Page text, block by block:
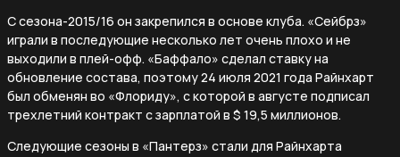
С сезона-2015/16 он закрепился в основе клуба. «Сейбрз»
играли в последующие несколько лет очень плохо и не
выходили в плей-офф. «Баффало» сделал ставку на
обновление состава, поэтому 24 июля 2021 года Райнхарт
был обменян во «Флориду», с которой в августе подписал
трехлетний контракт с зарплатой в $ 19,5 миллионов.
Следующие сезоны в «Пантерз» стали для Райнхарта